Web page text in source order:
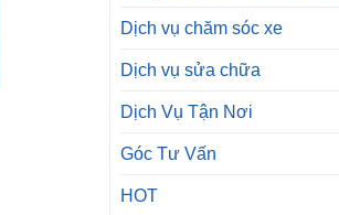
Dịch vụ chăm sóc xe
Dịch vụ sửa chữa
Dịch Vụ Tận Nơi
Góc Tư Vấn
HOT